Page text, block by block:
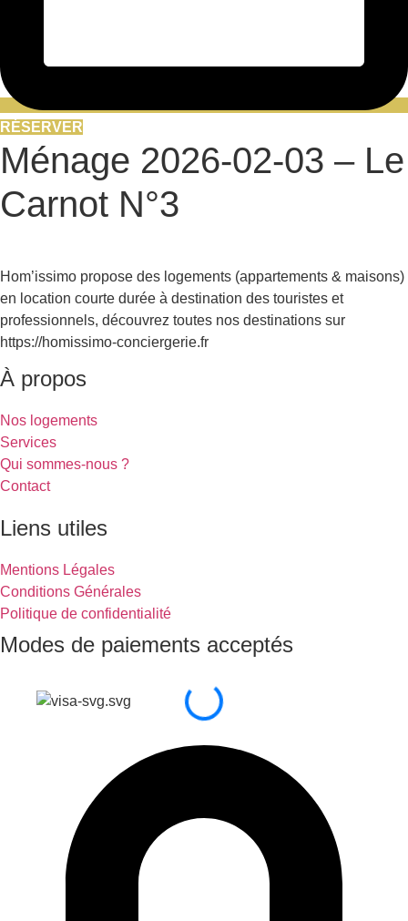
RÉSERVER
Ménage 2026-02-03 – Le
Carnot N°3
Hom’issimo propose des logements (appartements & maisons)
en location courte durée à destination des touristes et
professionnels, découvrez toutes nos destinations sur
https://homissimo-conciergerie.fr
À propos
Nos logements
Services
Qui sommes-nous ?
Contact
Liens utiles
Mentions Légales
Conditions Générales
Politique de confidentialité
Modes de paiements acceptés